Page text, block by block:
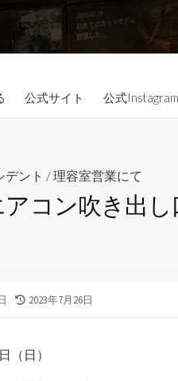
公式サイト 公式Instagram
デント /理容室営業にて
コン吹き出
最
新
日
2023年7月26日
（日）